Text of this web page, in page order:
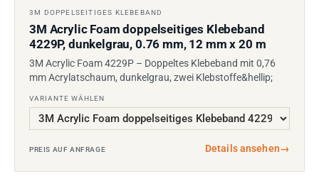
3M DOPPELSEITIGES KLEBEBAND
3M Acrylic Foam doppelseitiges Klebeband
4229P, dunkelgrau, 0.76 mm, 12 mm x 20 m
3M Acrylic Foam 4229P – Doppeltes Klebeband mit 0,76
mm Acrylatschaum, dunkelgrau, zwei Klebstoffe&hellip;
VARIANTE WÄHLEN
PREIS AUF ANFRAGE Details ansehen→